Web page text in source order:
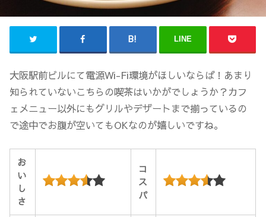
LINE
大阪駅前ビルにて電源Wi-Fi環境がほしいならば！あまり
知られていないこちらの喫茶はいかがでしょうか？カフ
ェメニュー以外にもグリルやデザートまで揃っているの
で途中でお腹が空いてもOKなのが嬉しいですね。
お
い
し
さ
コ
ス
パ